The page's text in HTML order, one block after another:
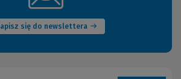
się do newslettera
okno)